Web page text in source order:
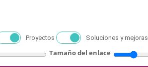
Proyectos Soluciones y mejoras
Tamaño del enlace